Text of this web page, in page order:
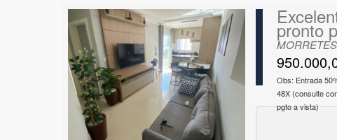
pronto
Obs: Entrada
48X (consulte
pgto a vista)